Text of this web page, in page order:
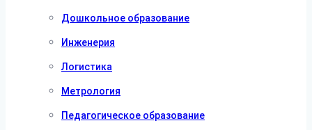
Дошкольное образование
Инженерия
Логистика
Метрология
Педагогическое образование